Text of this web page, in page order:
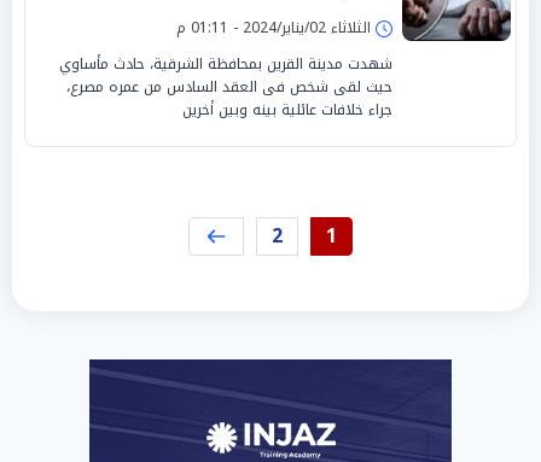
الثلاثاء 02/يناير/2024 - 01:11 م
شهدت مدينة القرين بمحافظة الشرقية، حادث مأساوي
حيث لقى شخص فى العقد السادس من عمره مصرع،
جراء خلافات عائلية بينه وبين أخرين
1
2